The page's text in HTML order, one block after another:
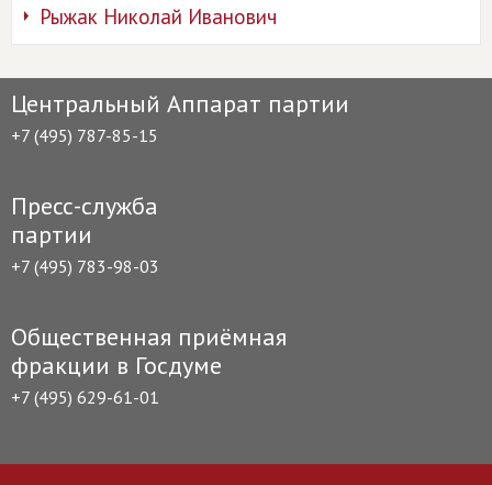
Рыжак Николай Иванович
Центральный Аппарат партии
+7 (495) 787-85-15
Пресс-служба
партии
+7 (495) 783-98-03
Общественная приёмная
фракции в Госдуме
+7 (495) 629-61-01